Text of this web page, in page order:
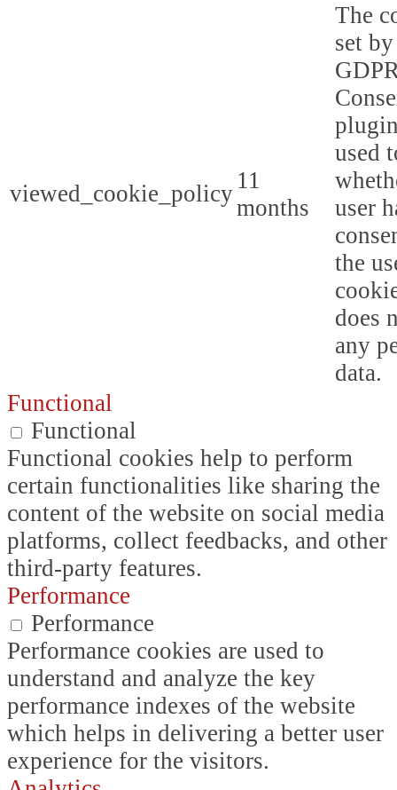
viewed_cookie_policy 11
months
The
set
used
user
the
does
any
data.
Functional
Functional
Functional cookies help to perform
certain functionalities like sharing the
content of the website on social media
platforms, collect feedbacks, and other
third-party features.
Performance
Performance
Performance cookies are used to
understand and analyze the key
performance indexes of the website
which helps in delivering a better user
experience for the visitors.